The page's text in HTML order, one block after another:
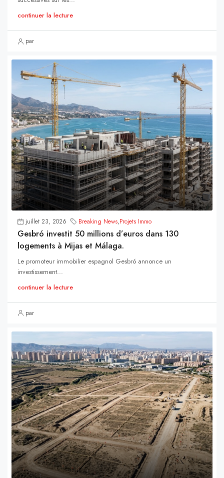
continuer la lecture
par
juillet 23, 2026 Breaking News,Projets Immo
Gesbró investit 50 millions d’euros dans 130
logements à Mijas et Málaga.
Le promoteur immobilier espagnol Gesbró annonce un
investissement...
continuer la lecture
par